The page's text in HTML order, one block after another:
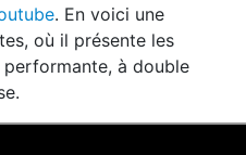
. En voici une
où il présente les
à double